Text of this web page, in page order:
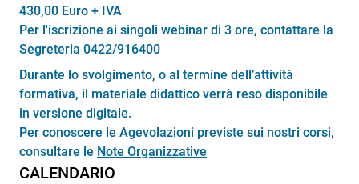
430,00 Euro + IVA
Per l'iscrizione ai singoli webinar di 3 ore, contattare la
Segreteria 0422/916400
Durante lo svolgimento, o al termine dell’attività
formativa, il materiale didattico verrà reso disponibile
in versione digitale.
Per conoscere le Agevolazioni previste sui nostri corsi,
consultare le Note Organizzative
CALENDARIO